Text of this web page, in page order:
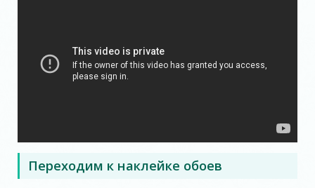
Переходим к наклейке обоев